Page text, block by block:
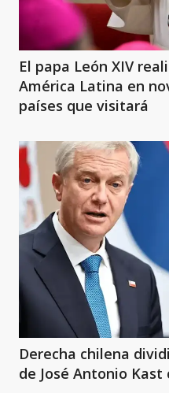
El papa León XIV
América Latina en
países que visitará
Derecha chilena
de José Antonio Kast